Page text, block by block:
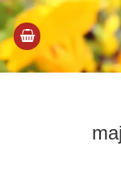
Skip
to
content